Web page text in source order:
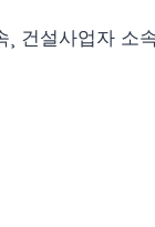
건설사업자 소